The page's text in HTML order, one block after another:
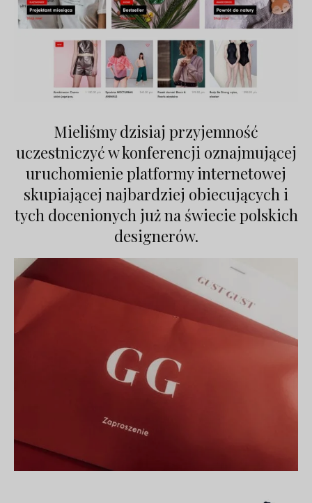
Mieliśmy dzisiaj przyjemność
uczestniczyć w konferencji oznajmującej
uruchomienie platformy internetowej
skupiającej najbardziej obiecujących i
tych docenionych już na świecie polskich
designerów.